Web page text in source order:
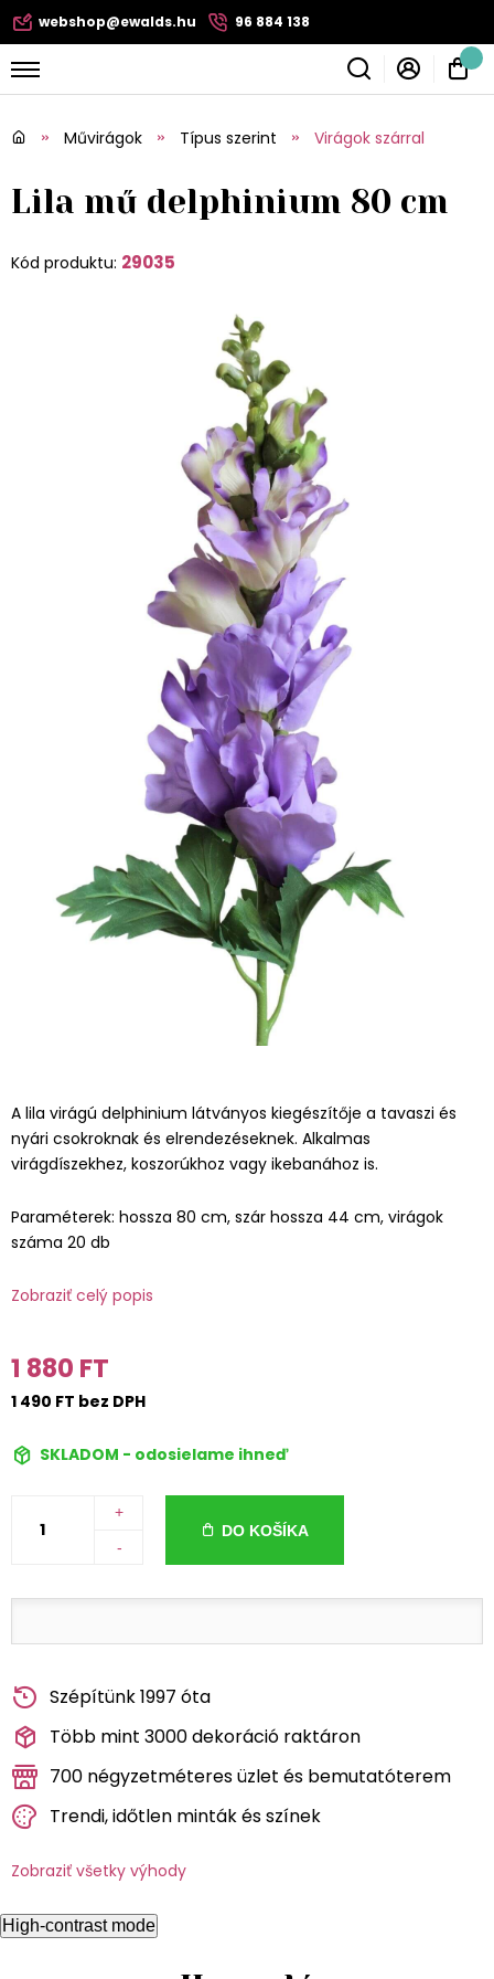
webshop@ewalds.hu 96 884 138
Művirágok Típus szerint Virágok szárral
Lila mű delphinium 80 cm
Kód produktu: 29035
A lila virágú delphinium látványos kiegészítője a tavaszi és
nyári csokroknak és elrendezéseknek. Alkalmas
virágdíszekhez, koszorúkhoz vagy ikebanához is.
Paraméterek: hossza 80 cm, szár hossza 44 cm, virágok
száma 20 db
Zobraziť celý popis
1 880 FT
1 490 FT bez DPH
SKLADOM - odosielame ihneď
+
-
DO KOŠÍKA
Szépítünk 1997 óta
Több mint 3000 dekoráció raktáron
700 négyzetméteres üzlet és bemutatóterem
Trendi, időtlen minták és színek
Zobraziť všetky výhody
High-contrast mode